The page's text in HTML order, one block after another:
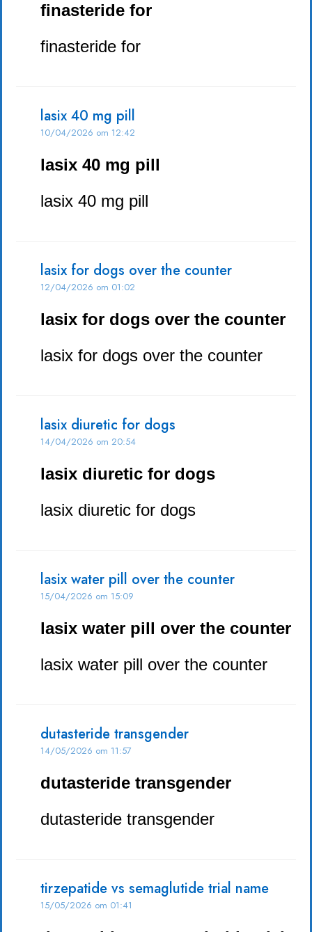
finasteride for
finasteride for
lasix 40 mg pill
10/04/2026 om 12:42
lasix 40 mg pill
lasix 40 mg pill
lasix for dogs over the counter
12/04/2026 om 01:02
lasix for dogs over the counter
lasix for dogs over the counter
lasix diuretic for dogs
14/04/2026 om 20:54
lasix diuretic for dogs
lasix diuretic for dogs
lasix water pill over the counter
15/04/2026 om 15:09
lasix water pill over the counter
lasix water pill over the counter
dutasteride transgender
14/05/2026 om 11:57
dutasteride transgender
dutasteride transgender
tirzepatide vs semaglutide trial name
15/05/2026 om 01:41